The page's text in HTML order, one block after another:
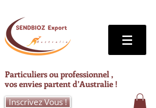
Particuliers ou professionnel ,
vos envies partent d’Australie !
Inscrivez Vous !